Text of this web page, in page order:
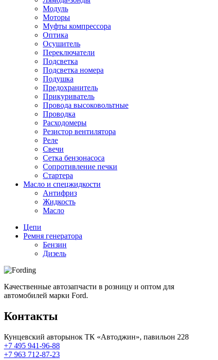
Модуль
Моторы
Муфты компрессора
Оптика
Осушитель
Переключатели
Подсветка
Подсветка номера
Подушка
Предохранитель
Прикуриватель
Провода высоковольтные
Проводка
Расходомеры
Резистор вентилятора
Реле
Свечи
Сетка бензонасоса
Сопротивление печки
Стартера
Масло и спецжидкости
Антифриз
Жидкость
Масло
Цепи
Ремня генератора
Бензин
Дизель
Качественные автозапчасти в розницу и оптом для
автомобилей марки Ford.
Контакты
Кунцевский авторынок ТК «Автоджин», павильон 228
+7 495 941-96-88
+7 963 712-87-23